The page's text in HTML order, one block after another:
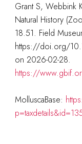
Grant S, Webbink
Natural History
18.51. Field
https://doi.org/
on 2026-02-28.
https://
MolluscaBase: